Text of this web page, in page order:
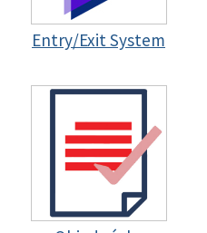
Entry/Exit System